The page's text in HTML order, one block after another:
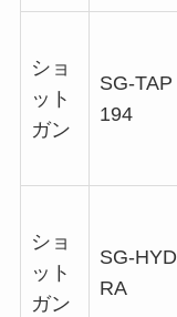
ショ
ット
ガン
SG-TAP
194
ショ
ット
ガン
SG-HYD
RA